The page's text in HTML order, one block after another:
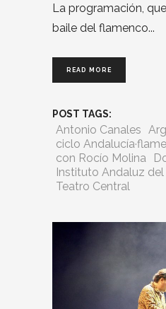
La programación,
baile del flamenco
READ MORE
POST TAGS:
Antonio Canales
ciclo
con Rocío Molina
Instituto Andaluz
Teatro Central